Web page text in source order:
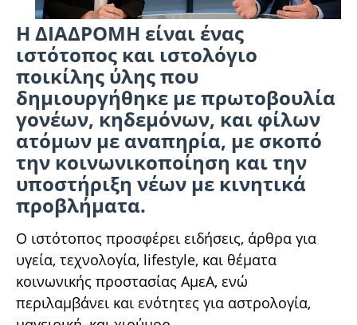
Η ΔΙΑΔΡΟΜΗ είναι ένας
ιστότοπος και ιστολόγιο
ποικίλης ύλης που
δημιουργήθηκε με πρωτοβουλία
γονέων, κηδεμόνων, και φίλων
ατόμων με αναπηρία, με σκοπό
την κοινωνικοποίηση και την
υποστήριξη νέων με κινητικά
προβλήματα.
Ο ιστότοπος προσφέρει ειδήσεις, άρθρα για
υγεία, τεχνολογία, lifestyle, και θέματα
κοινωνικής προστασίας ΑμεΑ, ενώ
περιλαμβάνει και ενότητες για αστρολογία,